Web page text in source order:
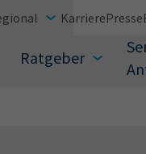
Ratgeber
KarrierePresse